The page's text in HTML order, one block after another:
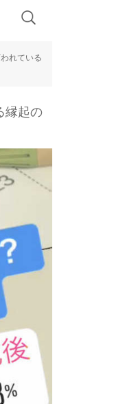
れている
縁起の